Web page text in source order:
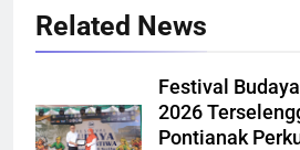
Related News
Festival
2026
Pontianak